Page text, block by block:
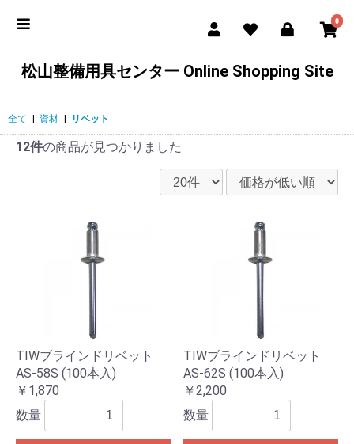
0
松山整備用具センター Online Shopping Site
全て 資材 リベット
12件の商品が見つかりました
TIWブラインドリベット
AS-58S (100本入)
￥1,870
数量
TIWブラインドリベット
AS-62S (100本入)
￥2,200
数量